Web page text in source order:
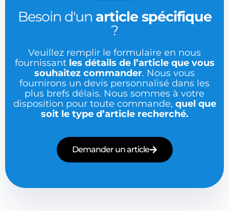
Besoin d'un article spécifique
?
Veuillez remplir le formulaire en nous
fournissant les détails de l’article que vous
souhaitez commander. Nous vous
fournirons un devis personnalisé dans les
plus brefs délais. Nous sommes à votre
disposition pour toute commande, quel que
soit le type d’article recherché.
Demander un article